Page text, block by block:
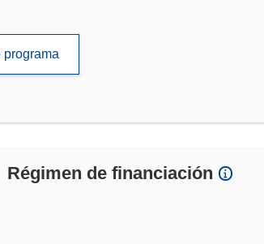
programa
Régimen de financiación